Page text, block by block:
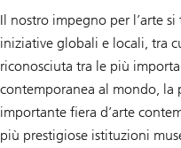
Il nostro impegno per l’arte
iniziative globali e locali, tra
riconosciuta tra le più
contemporanea al mondo, la
importante fiera d’arte
più prestigiose istituzioni